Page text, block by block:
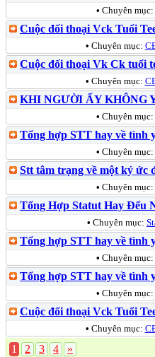
• Chuyên mục:
Cuộc đối thoại Vck Tuổi
• Chuyên mục:
Cuộc đối thoại Vk Ck tuổi
• Chuyên mục:
KHI NGƯỜI ẤY KHÔNG
• Chuyên mục:
Tổng hợp STT hay về tình
• Chuyên mục:
Stt tâm trạng về một ký ức
• Chuyên mục:
Tổng Hợp Statut Hay Đểu
• Chuyên mục:
Tổng hợp STT hay về tình
• Chuyên mục:
Tổng hợp STT hay về tình
• Chuyên mục:
Cuộc đối thoại Vck Tuổi
• Chuyên mục:
1 2 3 4 »